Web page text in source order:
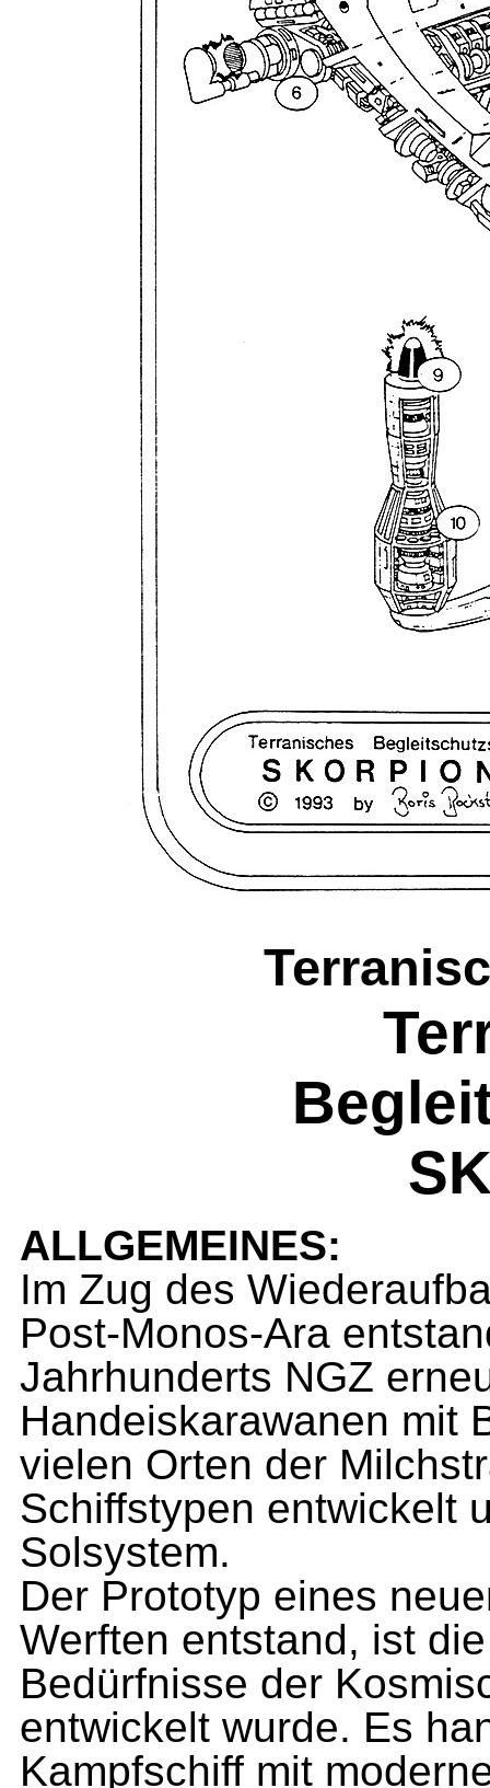
ALLGEMEINES:
Im Zug des
Post-Monos-Ara
Jahrhunderts NGZ
Handeiskara­wanen mit
vielen Orten der
Schiffstypen entwickelt
Solsystem.
Der Prototyp eines
Werften entstand, ist
Bedürfnisse der
entwickelt wurde. Es
Kampfschiff mit